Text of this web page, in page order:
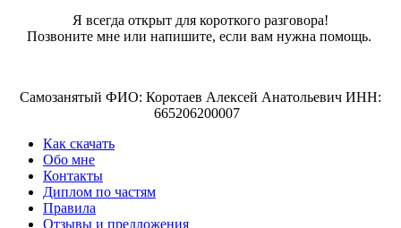
Я всегда открыт для короткого разговора!
Позвоните мне или напишите, если вам нужна помощь.
Самозанятый ФИО: Коротаев Алексей Анатольевич ИНН:
665206200007
Как скачать
Обо мне
Контакты
Диплом по частям
Правила
Отзывы и предложения